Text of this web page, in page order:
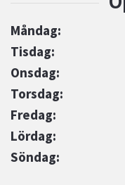
Måndag:
Tisdag:
Onsdag:
Torsdag:
Fredag:
Lördag:
Söndag: